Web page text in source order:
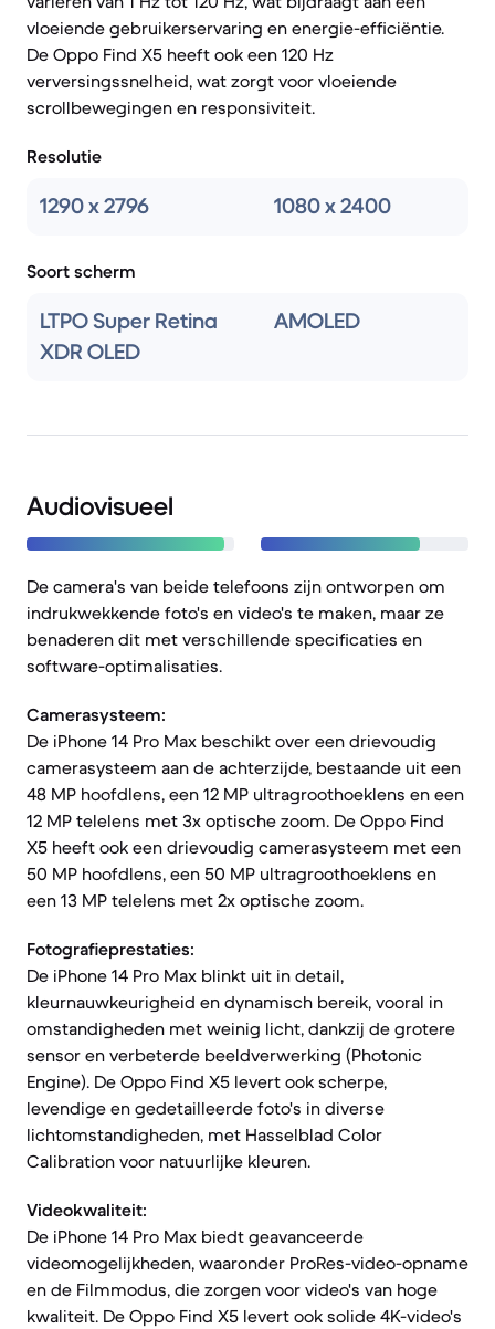
vloeiende gebruikerservaring en energie-efficiëntie.
De Oppo Find X5 heeft ook een 120 Hz
verversingssnelheid, wat zorgt voor vloeiende
scrollbewegingen en responsiviteit.
Resolutie
1290 x 2796 1080 x 2400
Soort scherm
LTPO Super Retina
XDR OLED
AMOLED
Audiovisueel
De camera's van beide telefoons zijn ontworpen om
indrukwekkende foto's en video's te maken, maar ze
benaderen dit met verschillende specificaties en
software-optimalisaties.
Camerasysteem:
De iPhone 14 Pro Max beschikt over een drievoudig
camerasysteem aan de achterzijde, bestaande uit een
48 MP hoofdlens, een 12 MP ultragroothoeklens en een
12 MP telelens met 3x optische zoom. De Oppo Find
X5 heeft ook een drievoudig camerasysteem met een
50 MP hoofdlens, een 50 MP ultragroothoeklens en
een 13 MP telelens met 2x optische zoom.
Fotografieprestaties:
De iPhone 14 Pro Max blinkt uit in detail,
kleurnauwkeurigheid en dynamisch bereik, vooral in
omstandigheden met weinig licht, dankzij de grotere
sensor en verbeterde beeldverwerking (Photonic
Engine). De Oppo Find X5 levert ook scherpe,
levendige en gedetailleerde foto's in diverse
lichtomstandigheden, met Hasselblad Color
Calibration voor natuurlijke kleuren.
Videokwaliteit:
De iPhone 14 Pro Max biedt geavanceerde
videomogelijkheden, waaronder ProRes-video-opname
en de Filmmodus, die zorgen voor video's van hoge
kwaliteit. De Oppo Find X5 levert ook solide 4K-video's